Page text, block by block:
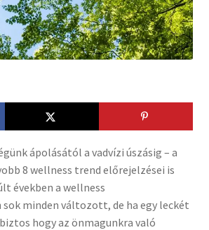
ápolásától a vadvízi úszásig – a
8 wellness trend előrejelzései is
években a wellness
minden változott, de ha egy leckét
hogy az önmagunkra való